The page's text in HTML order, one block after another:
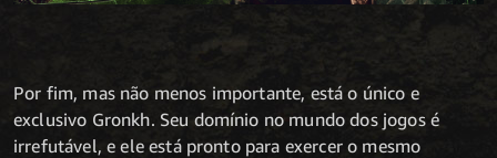
Por fim, mas não menos importante, está o único e
exclusivo Gronkh. Seu domínio no mundo dos jogos é
irrefutável, e ele está pronto para exercer o mesmo